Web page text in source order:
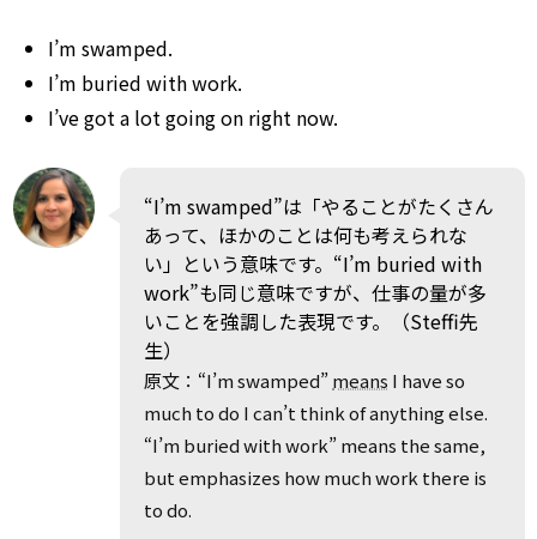
I’m swamped.
I’m buried with work.
I’ve got a lot going on right now.
“I’m swamped”は「やることがたくさん
あって、ほかのことは何も考えられな
い」という意味です。“I’m buried with
work”も同じ意味ですが、仕事の量が多
いことを強調した表現です。（Steffi先
生）
原文：“I’m swamped”means I have so
much to do I can’t think of anything else.
“I’m buried with work” means the same,
but emphasizes how much work there is
to do.